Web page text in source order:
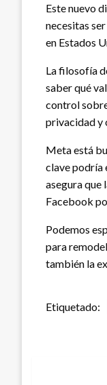
Este nuevo
necesitas
en Estados
La filosofía
saber qué
control
privacidad y
Meta está
clave podría
asegura que
Facebook
Podemos
para
también la
Etiquetado: